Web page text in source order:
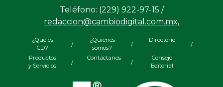
Teléfono: (229) 922-97-15 /
redaccion@cambiodigital.com.mx,
¿Qué es
CD?
/
¿Quiénes
somos?
/
Directorio
/
Productos
y Servicios
/
Contáctanos
/
Consejo
Editorial